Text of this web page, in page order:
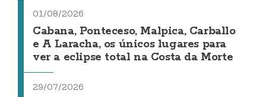
01/08/2026
Cabana, Ponteceso, Malpica, Carballo
e A Laracha, os únicos lugares para
ver a eclipse total na Costa da Morte
29/07/2026